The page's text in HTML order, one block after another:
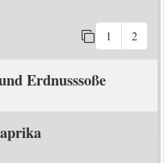
1 2
Erdnusssoße